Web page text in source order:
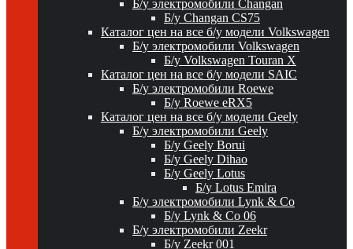
Б/у электромобили Changan
Б/у Changan CS75
Каталог цен на все б/у модели Volkswagen
Б/у электромобили Volkswagen
Б/у Volkswagen Touran X
Каталог цен на все б/у модели SAIC
Б/у электромобили Roewe
Б/у Roewe eRX5
Каталог цен на все б/у модели Geely
Б/у электромобили Geely
Б/у Geely Borui
Б/у Geely Dihao
Б/у Geely Lotus
Б/у Lotus Emira
Б/у электромобили Lynk & Co
Б/у Lynk & Co 06
Б/у электромобили Zeekr
Б/у Zeekr 001